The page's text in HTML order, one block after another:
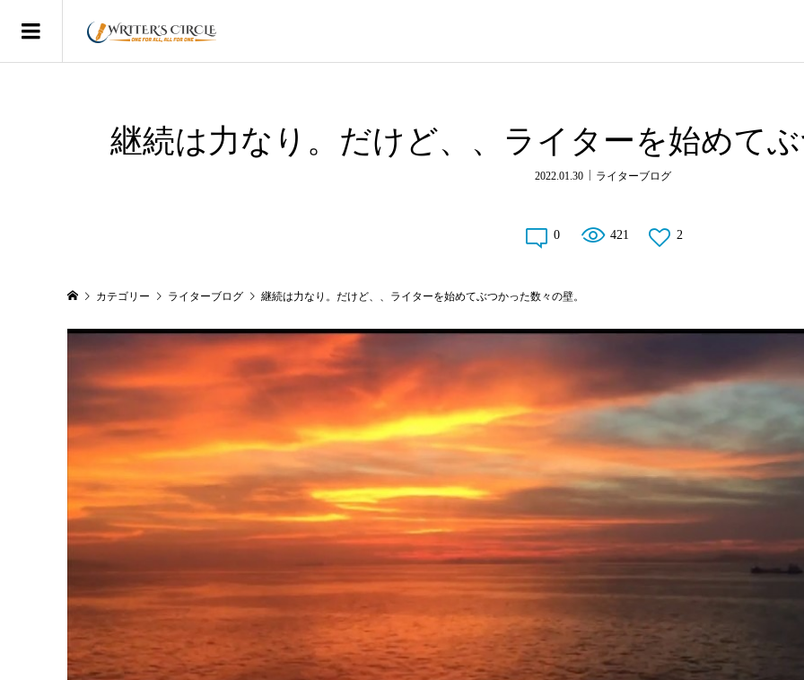
継続は力なり。だけど、、ライターを始めて
2022.01.30 ライターブログ
0 421 2
カテゴリー ライターブログ 継続は力なり。だけど、、ライターを始めてぶつかった数々の壁。